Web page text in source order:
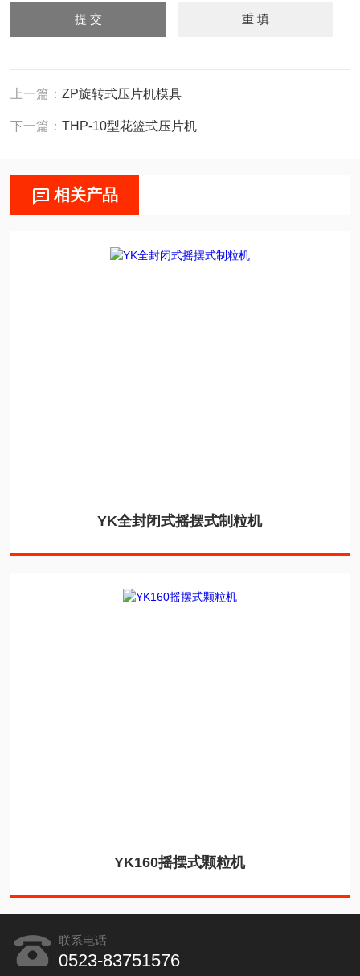
上一篇：ZP旋转式压片机模具
下一篇：THP-10型花篮式压片机
相关产品
YK全封闭式摇摆式制粒机
YK160摇摆式颗粒机
联系电话
0523-83751576